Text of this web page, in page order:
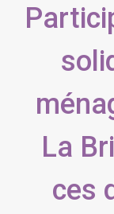
La
ces